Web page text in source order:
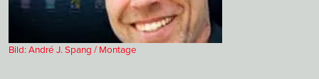
Bild: André J. Spang / Montage